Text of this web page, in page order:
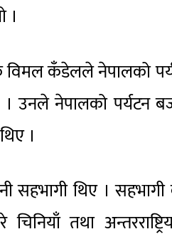
।
विमल कँडेलले नेपालको
। उनले नेपालको पर्यटन
।
थिए । सहभागी
तथा